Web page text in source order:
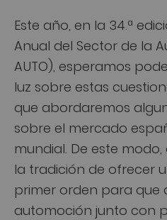
Este año, en la 34.ª
Anual del Sector de la
AUTO), esperamos
luz sobre estas
que abordaremos
sobre el mercado
mundial. De este
la tradición de ofrecer
primer orden para que
automoción junto con